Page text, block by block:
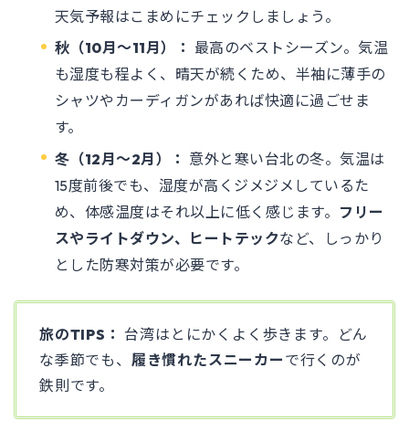
天気予報はこまめにチェックしましょう。
秋（10月〜11月）： 最高のベストシーズン。気温
も湿度も程よく、晴天が続くため、半袖に薄手の
シャツやカーディガンがあれば快適に過ごせま
す。
冬（12月〜2月）： 意外と寒い台北の冬。気温は
15度前後でも、湿度が高くジメジメしているた
め、体感温度はそれ以上に低く感じます。 フリー
スやライトダウン、ヒートテックなど、しっかり
とした防寒対策が必要です。
旅のTIPS： 台湾はとにかくよく歩きます。どん
な季節でも、 履き慣れたスニーカー で行くのが
鉄則です。